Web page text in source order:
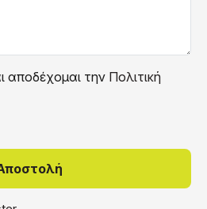
αποδέχομαι την Πολιτική